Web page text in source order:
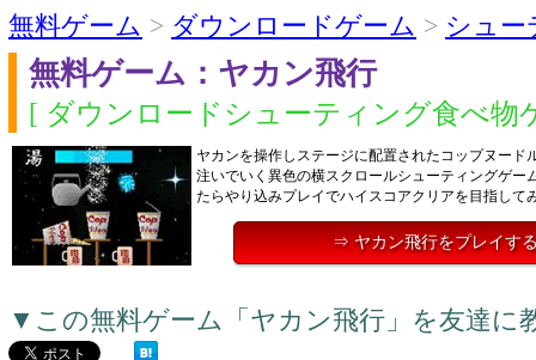
無料ゲーム > ダウンロードゲーム > シュー
無料ゲーム：ヤカン飛行
[ ダウンロードシューティング食べ物
ヤカンを操作しステージに配置されたコップヌード
注いでいく異色の横スクロールシューティングゲー
たらやり込みプレイでハイスコアクリアを目指して
⇒ ヤカン飛行をプレイす
▼この無料ゲーム「ヤカン飛行」を友達に